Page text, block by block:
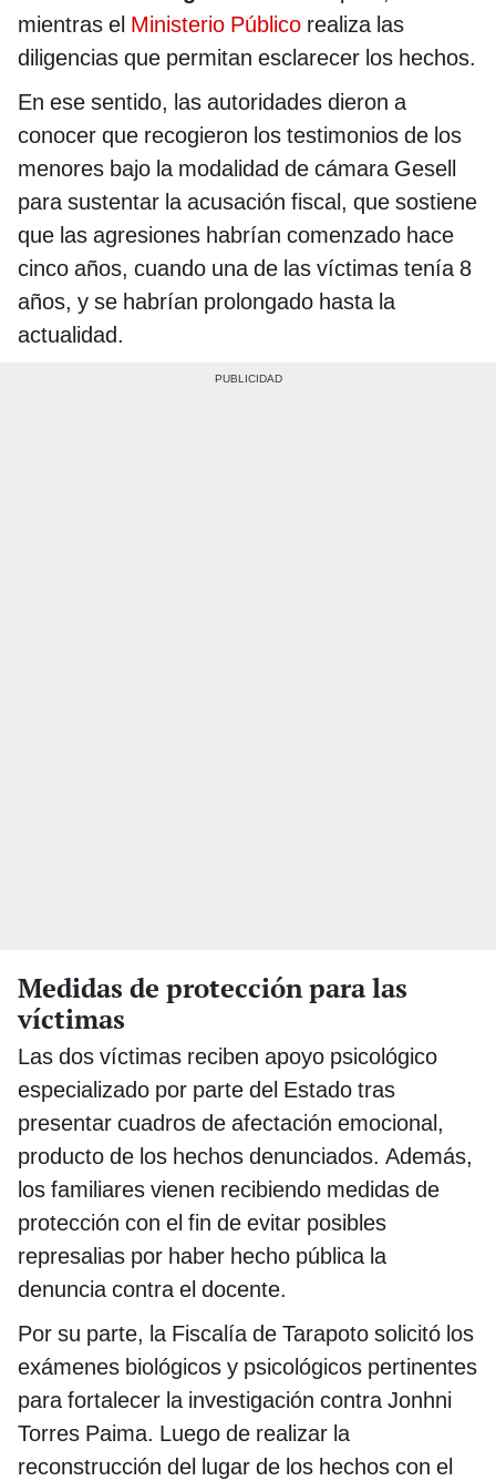
mientras el Ministerio Público realiza las
diligencias que permitan esclarecer los hechos.
En ese sentido, las autoridades dieron a
conocer que recogieron los testimonios de los
menores bajo la modalidad de cámara Gesell
para sustentar la acusación fiscal, que sostiene
que las agresiones habrían comenzado hace
cinco años, cuando una de las víctimas tenía 8
años, y se habrían prolongado hasta la
actualidad.
Medidas de protección para las
víctimas
Las dos víctimas reciben apoyo psicológico
especializado por parte del Estado tras
presentar cuadros de afectación emocional,
producto de los hechos denunciados. Además,
los familiares vienen recibiendo medidas de
protección con el fin de evitar posibles
represalias por haber hecho pública la
denuncia contra el docente.
Por su parte, la Fiscalía de Tarapoto solicitó los
exámenes biológicos y psicológicos pertinentes
para fortalecer la investigación contra Jonhni
Torres Paima. Luego de realizar la
reconstrucción del lugar de los hechos con el